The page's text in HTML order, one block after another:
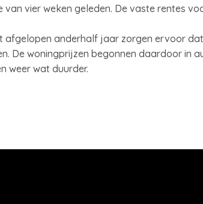
vier weken geleden. De vaste rentes
anderhalf jaar zorgen ervoor
De woningprijzen begonnen daardoor in
weer wat duurder.